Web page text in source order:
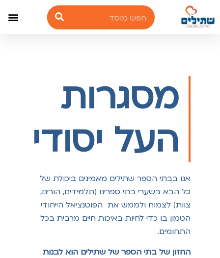
מסגרות
העל יסודי
אנו בבתי הספר שתילים מאמינים ביכולת של
כל הבא בשערי בתי ספרינו (תלמידים, הורים,
צוות) לצמוח ולממש את הפוטנציאל הייחודי
הטמון בו כדי לחיות באיכות חיים מרבית בכל
התחומים.
החזון של בתי הספר של שתילים הוא לבנות